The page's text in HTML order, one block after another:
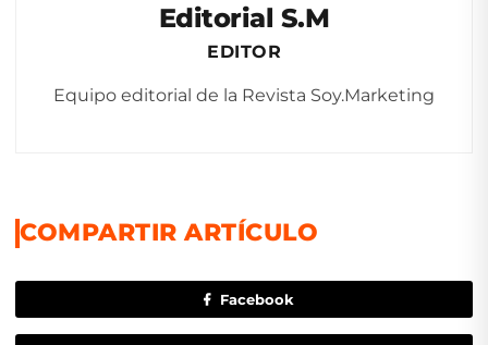
Editorial S.M
EDITOR
Equipo editorial de la Revista Soy.Marketing
COMPARTIR ARTÍCULO
Facebook